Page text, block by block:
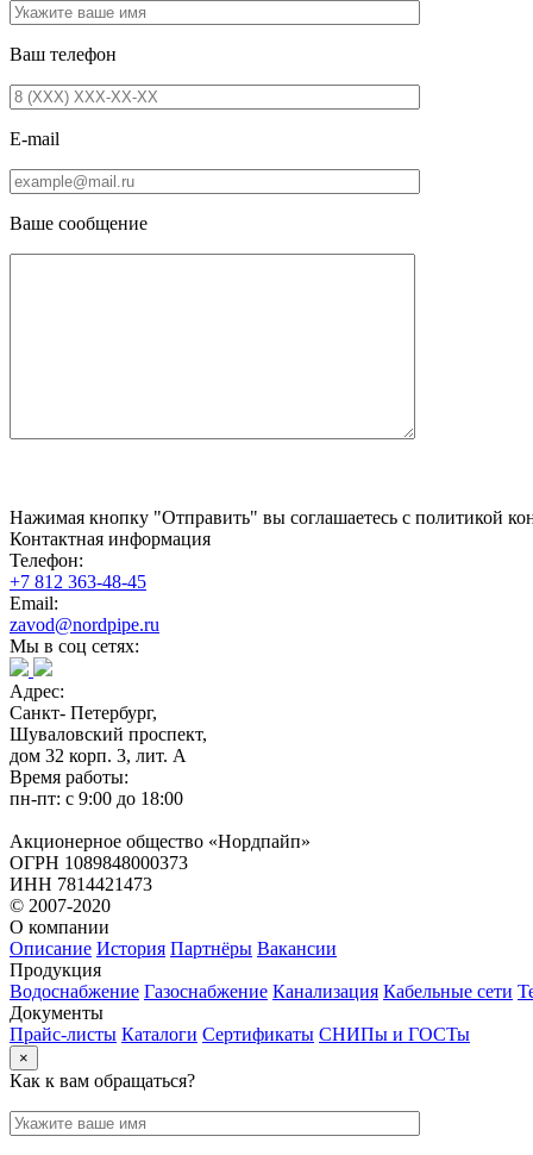
Ваш телефон
E-mail
Ваше сообщение
Нажимая кнопку "Отправить" вы соглашаетесь с политикой
Контактная информация
Телефон:
+7 812 363-48-45
Email:
zavod@nordpipe.ru
Мы в соц сетях:
Адрес:
Санкт- Петербург,
Шуваловский проспект,
дом 32 корп. 3, лит. А
Время работы:
пн-пт: с 9:00 до 18:00
Акционерное общество «Нордпайп»
ОГРН 1089848000373
ИНН 7814421473
© 2007-2020
О компании
Описание История Партнёры Вакансии
Продукция
Водоснабжение Газоснабжение Канализация Кабельные сети
Документы
Прайс-листы Каталоги Сертификаты СНИПы и ГОСТы
×
Как к вам обращаться?